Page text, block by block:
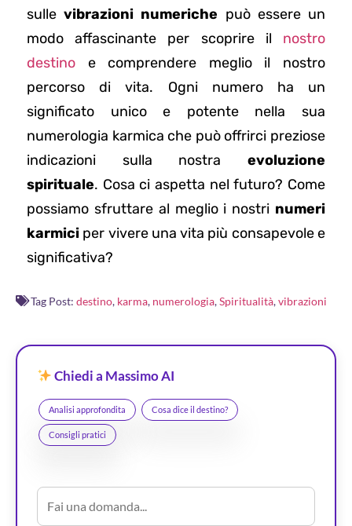
sullevibrazioni numeriche può essere un
modo affascinante per scoprire il nostro
destino e comprendere meglio il nostro
percorso di vita. Ogni numero ha un
significato unico e potente nella sua
numerologia karmica che può offrirci preziose
indicazioni sulla nostra evoluzione
spirituale. Cosa ci aspetta nel futuro? Come
possiamo sfruttare al meglio i nostri numeri
karmici per vivere una vita più consapevole e
significativa?
Tag Post: destino, karma, numerologia,Spiritualità,vibrazioni
Chiedi a Massimo AI
Analisi approfondita Cosa dice il destino?
Consigli pratici